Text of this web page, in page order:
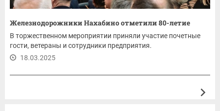
Железнодорожники Нахабино отметили 80-летие
В торжественном мероприятии приняли участие почетные
гости, ветераны и сотрудники предприятия.
18.03.2025